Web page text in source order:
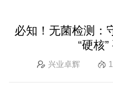
必知！无菌检测：
“硬核”
兴业卓辉